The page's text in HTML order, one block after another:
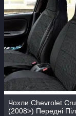
Чохли Chevrolet
(2008>) Передні